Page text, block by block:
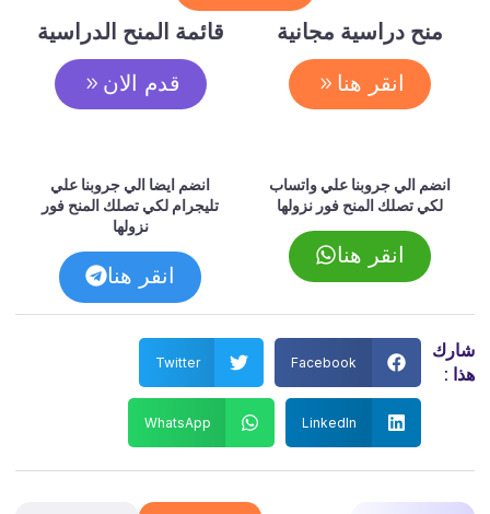
منح دراسية مجانية
انقر هنا
قائمة المنح الدراسية
قدم الان
انضم الي جروبنا علي واتساب
لكي تصلك المنح فور نزولها
انقر هنا
انضم ايضا الي جروبنا علي
تليجرام لكي تصلك المنح فور
نزولها
انقر هنا
شارك
هذا :
Facebook
Twitter
LinkedIn
WhatsApp